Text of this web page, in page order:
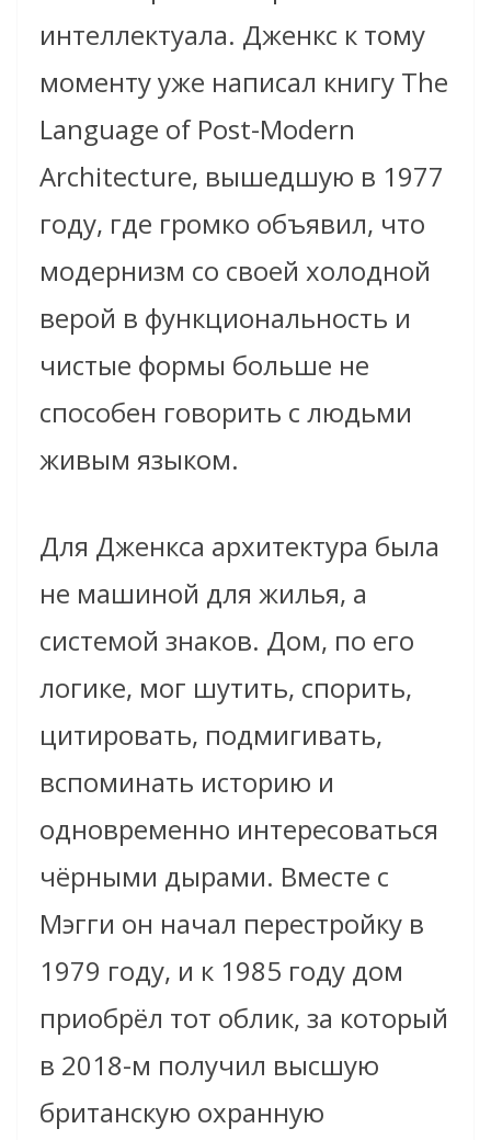
интеллектуала. Дженкс к тому
моменту уже написал книгу The
Language of Post-Modern
Architecture, вышедшую в 1977
году, где громко объявил, что
модернизм со своей холодной
верой в функциональность и
чистые формы больше не
способен говорить с людьми
живым языком.
Для Дженкса архитектура была
не машиной для жилья, а
системой знаков. Дом, по его
логике, мог шутить, спорить,
цитировать, подмигивать,
вспоминать историю и
одновременно интересоваться
чёрными дырами. Вместе с
Мэгги он начал перестройку в
1979 году, и к 1985 году дом
приобрёл тот облик, за который
в 2018-м получил высшую
британскую охранную